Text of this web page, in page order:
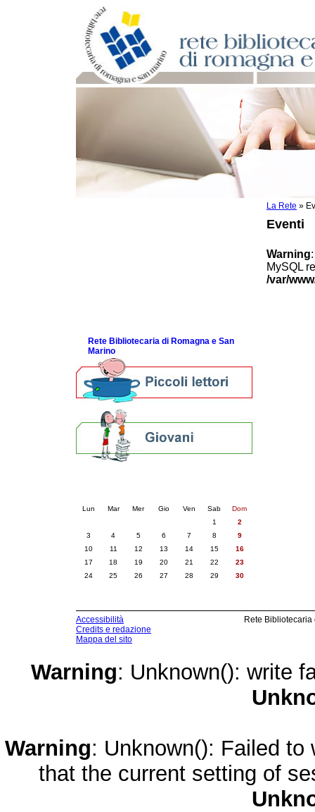
La Rete »
Eventi
Warning
MySQL
/var/
Rete Bibliotecaria di Romagna e San
Marino
Lun Mar Mer Gio Ven Sab
Dom
1
2
3
4 5 6 7 8
9
10
11 12 13 14 15
16
17
18 19 20 21 22
23
24
25 26 27 28 29 30
Accessibilità
Credits e redazione
Mappa del sito
Rete
Warning: Unknown(): write
Warning: Unknown(): Failed
that the current setting of